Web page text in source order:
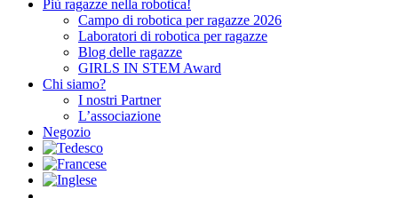
Più ragazze nella robotica!
Campo di robotica per ragazze 2026
Laboratori di robotica per ragazze
Blog delle ragazze
GIRLS IN STEM Award
Chi siamo?
I nostri Partner
L’associazione
Negozio